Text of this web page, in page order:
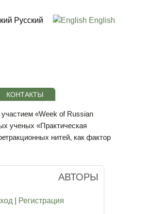
Русский English
КОНТАКТЫ
«Week of Russian
ученых «Практическая
нитей, как фактор
АВТОРЫ
Регистрация